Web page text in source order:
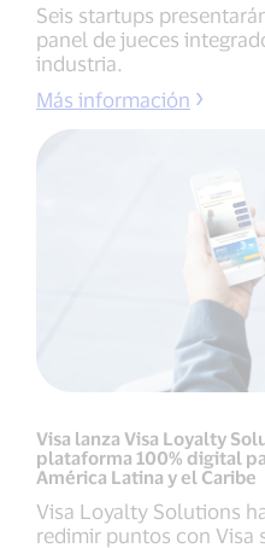
Seis startups
panel de jueces
industria.
Más información
Visa lanza Visa Loyalty
plataforma 100% digital
América Latina y el Caribe
Visa Loyalty Solutions
redimir puntos con Visa